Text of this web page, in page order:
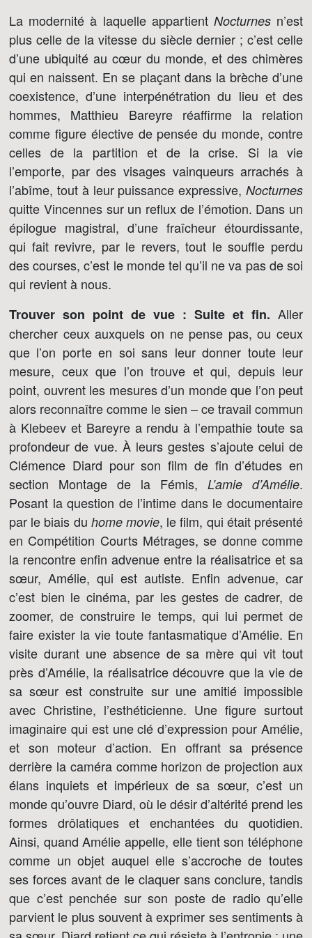
La modernité à laquelle appartient Nocturnesn’est
plus celle de la vitesse du siècle dernier ; c’est celle
d’une ubiquité au cœur du monde, et des chimères
qui en naissent. En se plaçant dans la brèche d’une
coexistence, d’une interpénétration du lieu et des
hommes, Matthieu Bareyre réaffirme la relation
comme figure élective de pensée du monde, contre
celles de la partition et de la crise. Si la vie
l’emporte, par des visages vainqueurs arrachés à
l’abîme, tout à leur puissance expressive, Nocturnes
quitte Vincennes sur un reflux de l’émotion. Dans un
épilogue magistral, d’une fraîcheur étourdissante,
qui fait revivre, par le revers, tout le souffle perdu
des courses, c’est le monde tel qu’il ne va pas de soi
qui revient à nous.
Trouver son point de vue : Suite et fin. Aller
chercher ceux auxquels on ne pense pas, ou ceux
que l’on porte en soi sans leur donner toute leur
mesure, ceux que l’on trouve et qui, depuis leur
point, ouvrent les mesures d’un monde que l’on peut
alors reconnaître comme le sien – ce travail commun
à Klebeev et Bareyre a rendu à l’empathie toute sa
profondeur de vue. À leurs gestes s’ajoute celui de
Clémence Diard pour son film de fin d’études en
section Montage de la Fémis, L’amie d’Amélie.
Posant la question de l’intime dans le documentaire
par le biais du home movie, le film, qui était présenté
en Compétition Courts Métrages, se donne comme
la rencontre enfin advenue entre la réalisatrice et sa
sœur, Amélie, qui est autiste. Enfin advenue, car
c’est bien le cinéma, par les gestes de cadrer, de
zoomer, de construire le temps, qui lui permet de
faire exister la vie toute fantasmatique d’Amélie. En
visite durant une absence de sa mère qui vit tout
près d’Amélie, la réalisatrice découvre que la vie de
sa sœur est construite sur une amitié impossible
avec Christine, l’esthéticienne. Une figure surtout
imaginaire qui est une clé d’expression pour Amélie,
et son moteur d’action. En offrant sa présence
derrière la caméra comme horizon de projection aux
élans inquiets et impérieux de sa sœur, c’est un
monde qu’ouvre Diard, où le désir d’altérité prend les
formes drôlatiques et enchantées du quotidien.
Ainsi, quand Amélie appelle, elle tient son téléphone
comme un objet auquel elle s’accroche de toutes
ses forces avant de le claquer sans conclure, tandis
que c’est penchée sur son poste de radio qu’elle
parvient le plus souvent à exprimer ses sentiments à